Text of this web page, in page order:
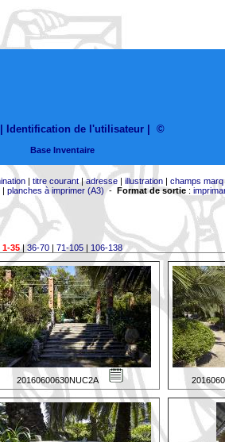
Identification de l'utilisateur ©
Base Inventaire
| titre courant|adresse| illustration| champs marq
| planches à imprimer (A3) - Format de sortie:
1-35|36-70| 71-105| 106-138
20160600630NUC2A